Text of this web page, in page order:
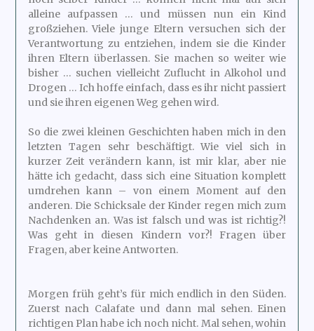
alleine aufpassen … und müssen nun ein Kind
großziehen. Viele junge Eltern versuchen sich der
Verantwortung zu entziehen, indem sie die Kinder
ihren Eltern überlassen. Sie machen so weiter wie
bisher … suchen vielleicht Zuflucht in Alkohol und
Drogen … Ich hoffe einfach, dass es ihr nicht passiert
und sie ihren eigenen Weg gehen wird.
So die zwei kleinen Geschichten haben mich in den
letzten Tagen sehr beschäftigt. Wie viel sich in
kurzer Zeit verändern kann, ist mir klar, aber nie
hätte ich gedacht, dass sich eine Situation komplett
umdrehen kann – von einem Moment auf den
anderen. Die Schicksale der Kinder regen mich zum
Nachdenken an. Was ist falsch und was ist richtig?!
Was geht in diesen Kindern vor?! Fragen über
Fragen, aber keine Antworten.
Morgen früh geht’s für mich endlich in den Süden.
Zuerst nach Calafate und dann mal sehen. Einen
richtigen Plan habe ich noch nicht. Mal sehen, wohin